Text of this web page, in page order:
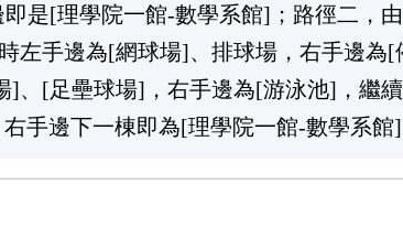
是[理學院一館-數學系館]；路徑二，
左手邊為[網球場]、排球場，右手邊
]、[足壘球場]，右手邊為[游泳池]，繼
手邊下一棟即為[理學院一館-數學系館]